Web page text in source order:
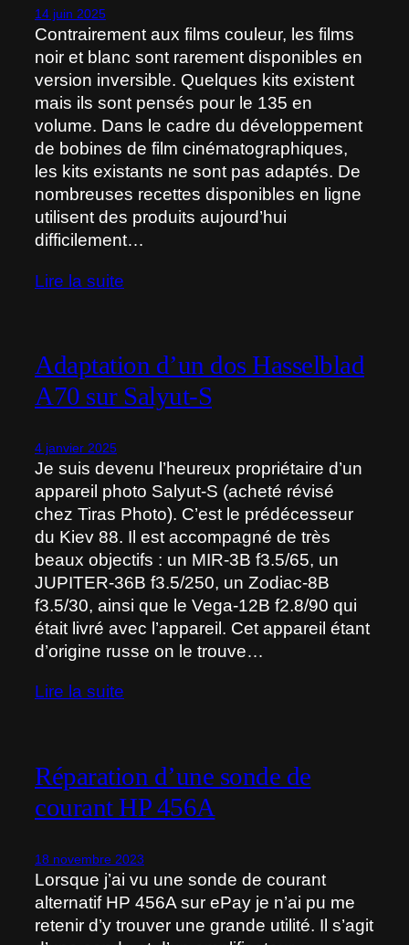
14 juin 2025
Contrairement aux films couleur, les films
noir et blanc sont rarement disponibles en
version inversible. Quelques kits existent
mais ils sont pensés pour le 135 en
volume. Dans le cadre du développement
de bobines de film cinématographiques,
les kits existants ne sont pas adaptés. De
nombreuses recettes disponibles en ligne
utilisent des produits aujourd’hui
difficilement…
Lire la suite
Adaptation d’un dos Hasselblad
A70 sur Salyut-S
4 janvier 2025
Je suis devenu l’heureux propriétaire d’un
appareil photo Salyut-S (acheté révisé
chez Tiras Photo). C’est le prédécesseur
du Kiev 88. Il est accompagné de très
beaux objectifs : un MIR-3B f3.5/65, un
JUPITER-36B f3.5/250, un Zodiac-8B
f3.5/30, ainsi que le Vega-12B f2.8/90 qui
était livré avec l’appareil. Cet appareil étant
d’origine russe on le trouve…
Lire la suite
Réparation d’une sonde de
courant HP 456A
18 novembre 2023
Lorsque j’ai vu une sonde de courant
alternatif HP 456A sur ePay je n’ai pu me
retenir d’y trouver une grande utilité. Il s’agit